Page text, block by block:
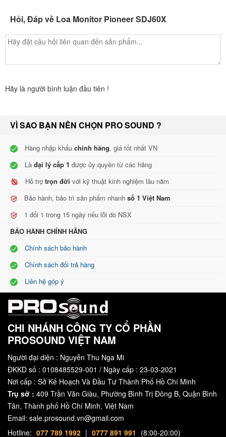
Technology
Hệ thống phản xạ âm trầm phía trước cho ra dải âm trầm mạnh mẽ
phản xạ âm trầm nhằm cải thiện chất lượng âm. Việc thiết kế các
trơn tru. Pioneer thiết kế những chi tiết khiến cho SDJX Series là
Bộ khuếch tán lồi thiết kế trong loa cao tần với công nghệ “DECO”,
tạo âm thanh rộng hơn.
Loa cao tần được thiết kế với bộ khuếch tán lồi sử dụng công nghệ
“DECO” từ TAD Lab, loa kiểm âm “TAD Pro TSM-2201-LR” được sử
dụng trong studio chuyên nghiệp. Bộ khuếch tán lồi phân chia âm
trung tần (mid) sang trái, phải và các khu vực khác trong không
gian, đảm bảo cho mixing và 3D stereo. Bộ khuếch tán cũng được
Hỏi, Đáp về Loa Monitor Pioneer SDJ60X
Hãy là người bình luận đầu tiên !
VÌ SAO BẠN NÊN CHỌN PRO SOUND ?
Hàng nhập khẩu chính hãng, giá tốt nhất VN
Là đại lý cấp 1 được ủy quyền từ các hãng
Hỗ trợtrọn đời với kỹ thuật kinh nghiệm lâu năm
Bảo hành, bảo trì sản phẩm nhanh số 1 Việt Nam
1 đổi 1 trong 15 ngày nếu lỗi do NSX
BẢO HÀNH CHÍNH HÃNG
Chính sách bảo hành
Chính sách đổi trả hàng
Liên hệ góp ý
CHI NHÁNH CÔNG TY CỔ PHẦN
PROSOUND VIỆT NAM
Người đại diện : Nguyễn Thu Nga Mi
ĐKKD số : 0108485529-001 / Ngày cấp : 23-03-2021
Nơi cấp : Sở Kế Hoạch Và Đầu Tư Thành Phố Hồ Chí Minh
Trụ sở : 409 Trần Văn Giàu, Phường Bình Trị Đông B, Quận Bình
Tân, Thành phố Hồ Chí Minh, Việt Nam
Email: sale.prosound.vn@gmail.com
Hotline: 077 789 1992 | 0777 891 991 (8:00-20:00)